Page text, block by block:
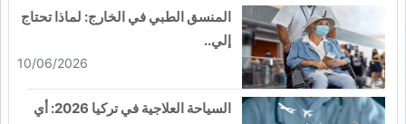
المنسق الطبي في الخارج: لماذا تحتاج
إلي..
10/06/2026
السياحة العلاجية في تركيا 2026: أي